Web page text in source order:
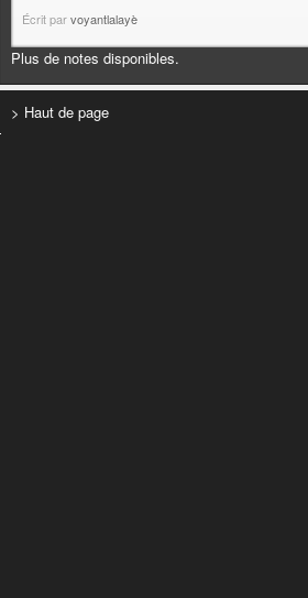
Écrit parvoyantlalayè
Plus de notes disponibles.
> Haut de page